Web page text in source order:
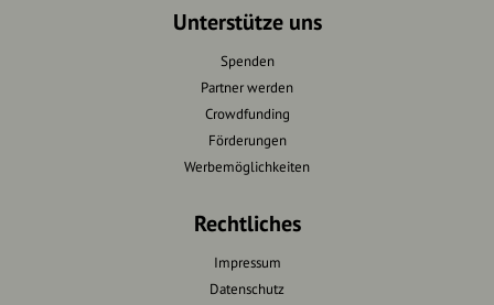
Unterstütze uns
Spenden
Partner werden
Crowdfunding
Förderungen
Werbemöglichkeiten
Rechtliches
Impressum
Datenschutz